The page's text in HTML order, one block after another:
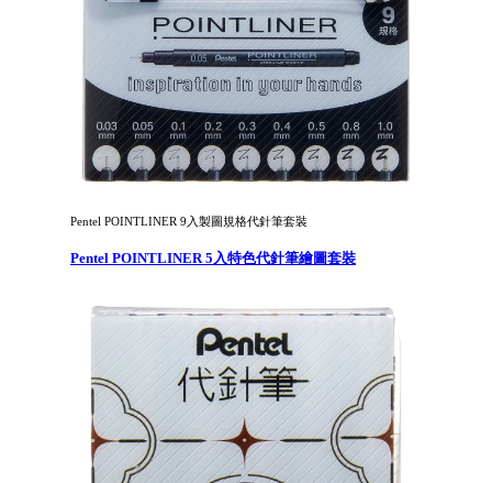
Pentel POINTLINER 9入製圖規格代針筆套裝
Pentel POINTLINER 5入特色代針筆繪圖套裝